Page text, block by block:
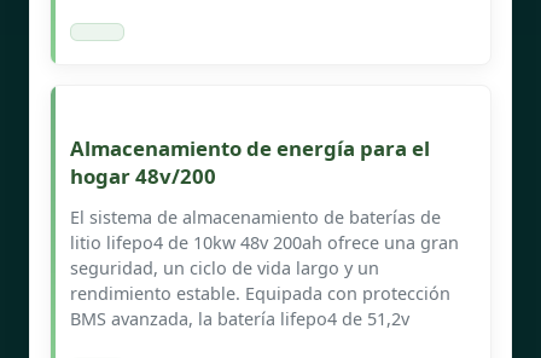
Almacenamiento de energía para el
hogar 48v/200
El sistema de almacenamiento de baterías de
litio lifepo4 de 10kw 48v 200ah ofrece una gran
seguridad, un ciclo de vida largo y un
rendimiento estable. Equipada con protección
BMS avanzada, la batería lifepo4 de 51,2v